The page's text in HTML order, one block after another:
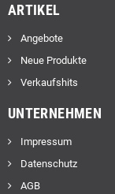
ARTIKEL
Angebote
Neue Produkte
Verkaufshits
UNTERNEHMEN
Impressum
Datenschutz
AGB